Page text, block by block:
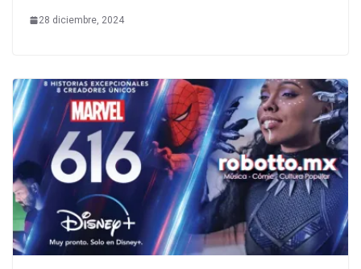
28 diciembre, 2024